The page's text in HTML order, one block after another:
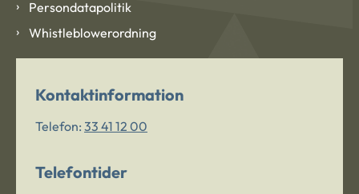
Persondatapolitik
Whistleblowerordning
Kontaktinformation
Telefon: 33 41 12 00
Telefontider